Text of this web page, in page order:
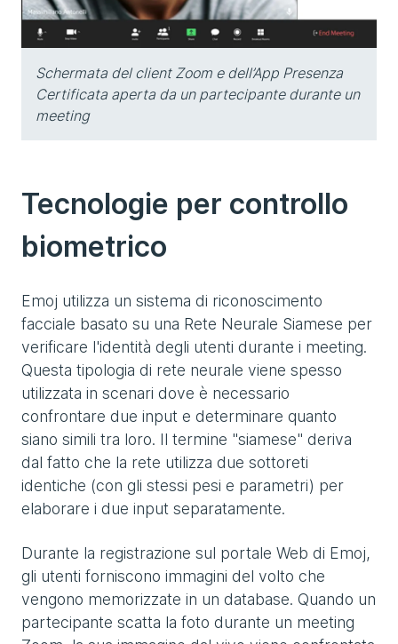
Schermata del client Zoom e dell’App Presenza
Certificata aperta da un partecipante durante un
meeting
Tecnologie per controllo
biometrico
Emoj utilizza un sistema di riconoscimento
facciale basato su una Rete Neurale Siamese per
verificare l'identità degli utenti durante i meeting.
Questa tipologia di rete neurale viene spesso
utilizzata in scenari dove è necessario
confrontare due input e determinare quanto
siano simili tra loro. Il termine "siamese" deriva
dal fatto che la rete utilizza due sottoreti
identiche (con gli stessi pesi e parametri) per
elaborare i due input separatamente.
Durante la registrazione sul portale Web di Emoj,
gli utenti forniscono immagini del volto che
vengono memorizzate in un database. Quando un
partecipante scatta la foto durante un meeting